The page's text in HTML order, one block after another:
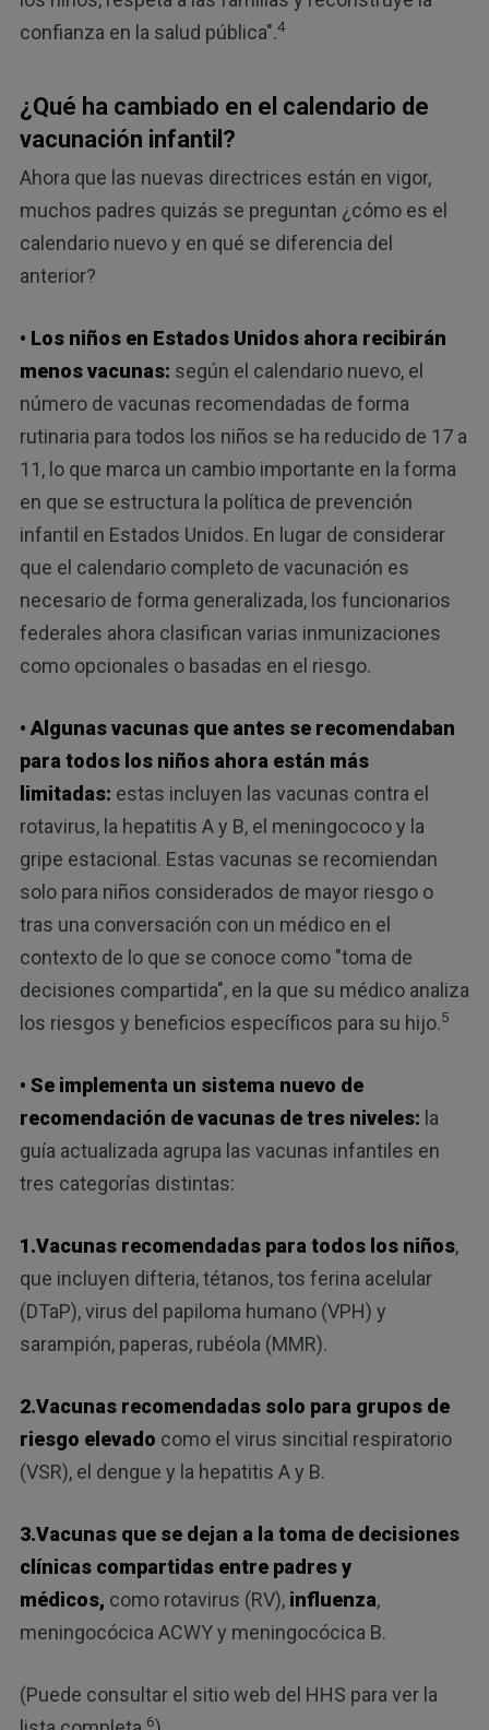
confianza en la salud pública".4
¿Qué ha cambiado en el calendario de
vacunación infantil?
Ahora que las nuevas directrices están en vigor,
muchos padres quizás se preguntan ¿cómo es el
calendario nuevo y en qué se diferencia del
anterior?
• Los niños en Estados Unidos ahora recibirán
menos vacunas: según el calendario nuevo, el
número de vacunas recomendadas de forma
rutinaria para todos los niños se ha reducido de 17 a
11, lo que marca un cambio importante en la forma
en que se estructura la política de prevención
infantil en Estados Unidos. En lugar de considerar
que el calendario completo de vacunación es
necesario de forma generalizada, los funcionarios
federales ahora clasifican varias inmunizaciones
como opcionales o basadas en el riesgo.
• Algunas vacunas que antes se recomendaban
para todos los niños ahora están más
limitadas: estas incluyen las vacunas contra el
rotavirus, la hepatitis A y B, el meningococo y la
gripe estacional. Estas vacunas se recomiendan
solo para niños considerados de mayor riesgo o
tras una conversación con un médico en el
contexto de lo que se conoce como "toma de
decisiones compartida", en la que su médico analiza
los riesgos y beneficios específicos para su hijo.5
• Se implementa un sistema nuevo de
recomendación de vacunas de tres niveles: la
guía actualizada agrupa las vacunas infantiles en
tres categorías distintas:
1.Vacunas recomendadas para todos los niños,
que incluyen difteria, tétanos, tos ferina acelular
(DTaP), virus del papiloma humano (VPH) y
sarampión, paperas, rubéola (MMR).
2.Vacunas recomendadas solo para grupos de
riesgo elevado como el virus sincitial respiratorio
(VSR), el dengue y la hepatitis A y B.
3.Vacunas que se dejan a la toma de decisiones
clínicas compartidas entre padres y
médicos, como rotavirus (RV), influenza,
meningocócica ACWY y meningocócica B.
(Puede consultar el sitio web del HHS para ver la
6